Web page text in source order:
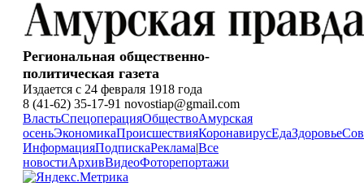
Региональная общественно-
политическая газета
Издается с 24 февраля 1918 года
8 (41-62) 35-17-91 novostiap@gmail.com
ВластьСпецоперацияОбществоАмурская
осеньЭкономикаПроисшествияКоронавирусЕдаЗдоровье
ИнформацияПодпискаРеклама|Все
новостиАрхивВидеоФоторепортажи